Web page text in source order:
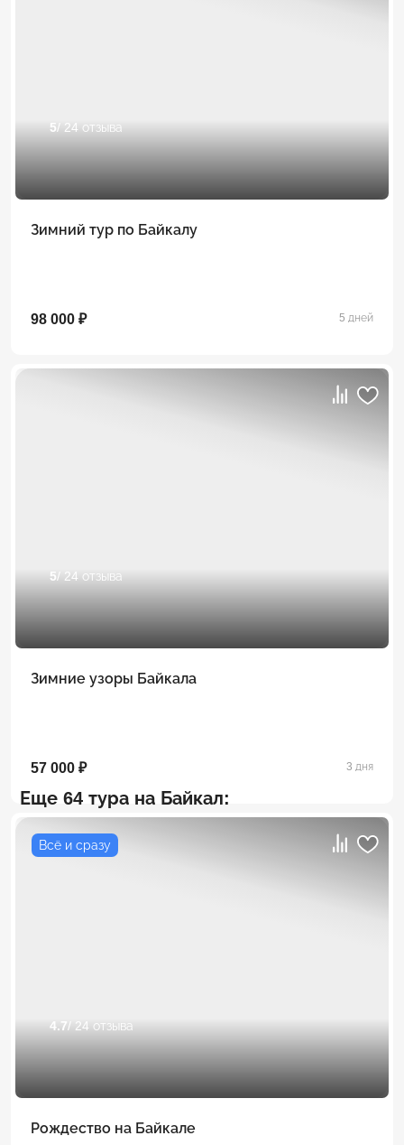
5/ 24 отзыва
Зимний тур по Байкалу
98 000 ₽ 5 дней
5/ 24 отзыва
Зимние узоры Байкала
57 000 ₽ 3 дня
Еще 64 тура на Байкал:
Всё и сразу
4.7/ 24 отзыва
Рождество на Байкале